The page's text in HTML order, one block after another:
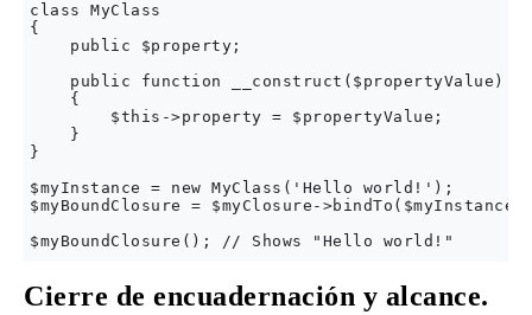
class MyClass
{
    public $property;
    public function __construct($propertyValue)
    {
        $this->property = $propertyValue;
    }
}
$myInstance = new MyClass('Hello world!');
$myBoundClosure = $myClosure-
Cierre de encuadernación y alcance.